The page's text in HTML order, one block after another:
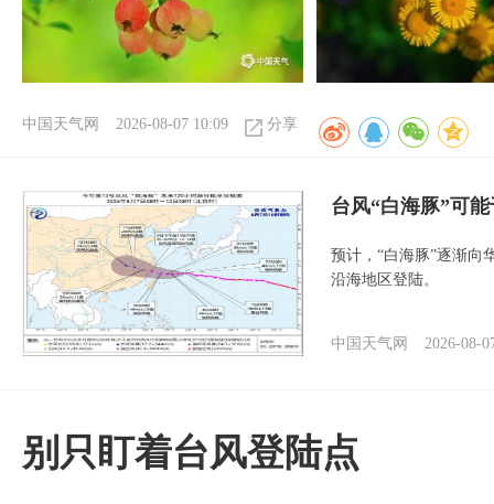
中国天气网 2026-08-07 10:09 分享
台风“白海豚”可
预计，“白海豚”逐渐向
沿海地区登陆。
中国天气网 2026-08-
别只盯着台风登陆点